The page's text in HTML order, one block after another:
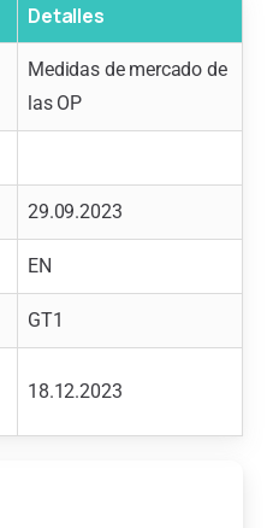
Detalles
Medidas de mercado de
las OP
29.09.2023
EN
GT1
18.12.2023